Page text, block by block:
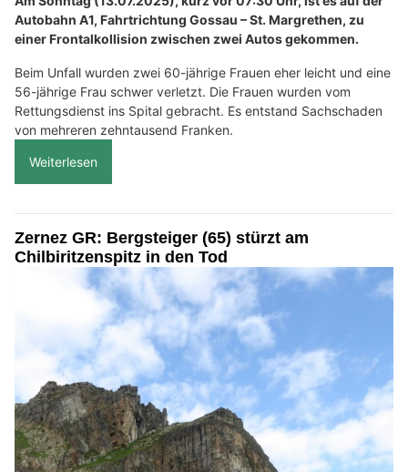
Autobahn A1, Fahrtrichtung Gossau – St. Margrethen, zu
einer Frontalkollision zwischen zwei Autos gekommen.
Beim Unfall wurden zwei 60-jährige Frauen eher leicht und eine
56-jährige Frau schwer verletzt. Die Frauen wurden vom
Rettungsdienst ins Spital gebracht. Es entstand Sachschaden
von mehreren zehntausend Franken.
Weiterlesen
Zernez GR: Bergsteiger (65) stürzt am
Chilbiritzenspitz in den Tod